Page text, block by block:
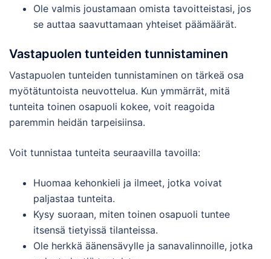
Ole valmis joustamaan omista tavoitteistasi, jos
se auttaa saavuttamaan yhteiset päämäärät.
Vastapuolen tunteiden tunnistaminen
Vastapuolen tunteiden tunnistaminen on tärkeä osa
myötätuntoista neuvottelua. Kun ymmärrät, mitä
tunteita toinen osapuoli kokee, voit reagoida
paremmin heidän tarpeisiinsa.
Voit tunnistaa tunteita seuraavilla tavoilla:
Huomaa kehonkieli ja ilmeet, jotka voivat
paljastaa tunteita.
Kysy suoraan, miten toinen osapuoli tuntee
itsensä tietyissä tilanteissa.
Ole herkkä äänensävylle ja sanavalinnoille, jotka